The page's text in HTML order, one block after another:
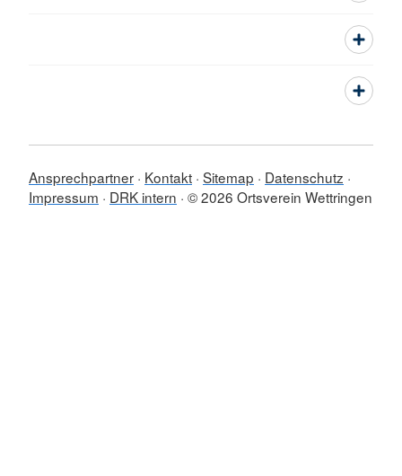
Ansprechpartner Kontakt Sitemap
Datenschutz
Impressum
DRK intern © 2026 Ortsverein Wettringen